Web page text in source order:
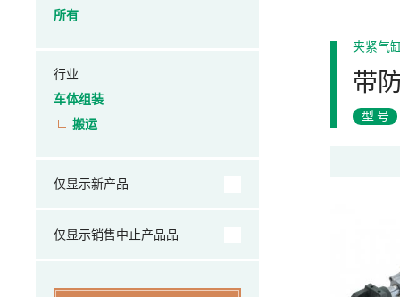
夹紧气
带
型号
所有
行业
车体组装
搬运
仅显示新产品
仅显示销售中止产品品